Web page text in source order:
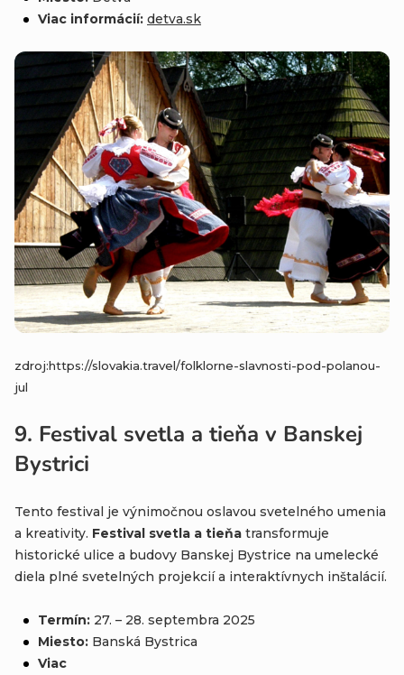
Viac informácií: detva.sk
zdroj:https://slovakia.travel/folklorne-slavnosti-pod-polanou-
jul
9. Festival svetla a tieňa v Banskej
Bystrici
Tento festival je výnimočnou oslavou svetelného umenia
a kreativity. Festival svetla a tieňa transformuje
historické ulice a budovy Banskej Bystrice na umelecké
diela plné svetelných projekcií a interaktívnych inštalácií.
Termín: 27. – 28. septembra 2025
Miesto: Banská Bystrica
Viac